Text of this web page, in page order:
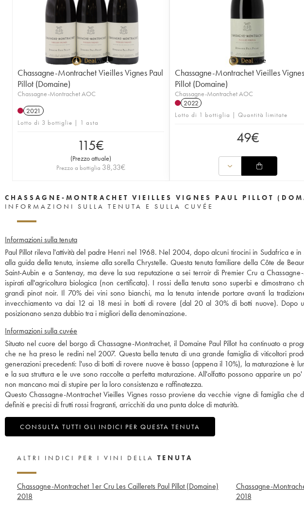
Chassagne-Montrachet Vieilles Vignes Paul
Pillot (Domaine)
Chassagne-Montrachet AOC
2021
Lotto di 3 bottiglie | 1 asta
115€
(Prezzo attuale)
Prezzo a bottiglia 38,33€
Chassagne-Montrachet Vieilles
Pillot (Domaine)
Chassagne-Montrachet AOC
2022
Lotto di 1 bottiglia | Quantità limitate
49€
CHASSAGNE-MONTRACHET VIEILLES VIGNES PAUL PILLOT
INFORMAZIONI SULLA TENUTA E SULLA CUVÉE
Informazioni sulla tenuta
Paul Pillot rileva l'attività del padre Henri nel 1968. Nel 2004, dopo alcuni tirocini in Sudafrica e
alla guida della tenuta, insieme alla sorella Chrystelle. Questa tenuta familiare della Côte de
Saint-Aubin e a Santenay, ma deve la sua reputazione a sei terroir di Premier Cru a
ispirati all'agricoltura biologica (non certificata). I rossi della tenuta sono superbi e dimostrano
grandi pinot noir. Il 70% dei vini sono bianchi, ma la tenuta intende portare avanti la
invecchiamento va dai 12 ai 18 mesi in botti di rovere (dal 20 al 30% di botti nuove). Dopo
posizionano senza dubbio tra i migliori della denominazione.
Informazioni sulla cuvée
Situato nel cuore del borgo di Chassagne-Montrachet, il Domaine Paul Pillot ha continuato a
che ne ha preso le redini nel 2007. Questa bella tenuta di una grande famiglia di viticoltori
generazioni precedenti: l'uso di botti di rovere nuove è basso (appena il 10%), la maturazione è
e la sua struttura e le uve sono raccolte a perfetta maturazione. All'olfatto possono apparire un
non mancano mai di stupire per la loro consistenza e raffinatezza.
Questo Chassagne-Montrachet Vieilles Vignes rosso proviene da vecchie vigne di famiglia
definiti e precisi di frutti rossi fragranti, arricchiti da una punta dolce di maturità.
CONSULTA TUTTI GLI INDICI PER QUESTA TENUTA
ALTRI INDICI PER I VINI DELLA TENUTA
Chassagne-Montrachet 1er Cru Les Caillerets Paul Pillot (Domaine)
2018
Chassagne-
2018